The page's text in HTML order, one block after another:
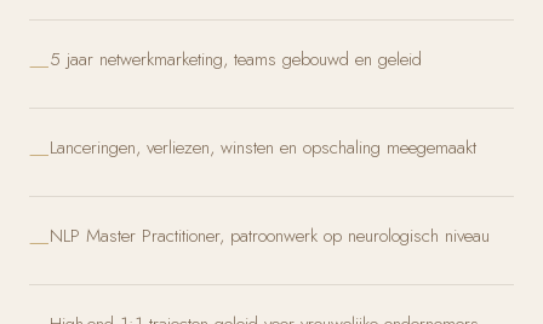
5 jaar netwerkmarketing, teams gebouwd en geleid
Lanceringen, verliezen, winsten en opschaling meegemaakt
NLP Master Practitioner, patroonwerk op neurologisch niveau